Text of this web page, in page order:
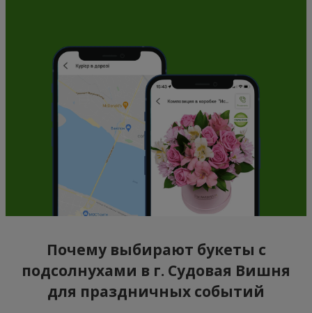
Почему выбирают букеты с
подсолнухами в г. Судовая Вишня
для праздничных событий